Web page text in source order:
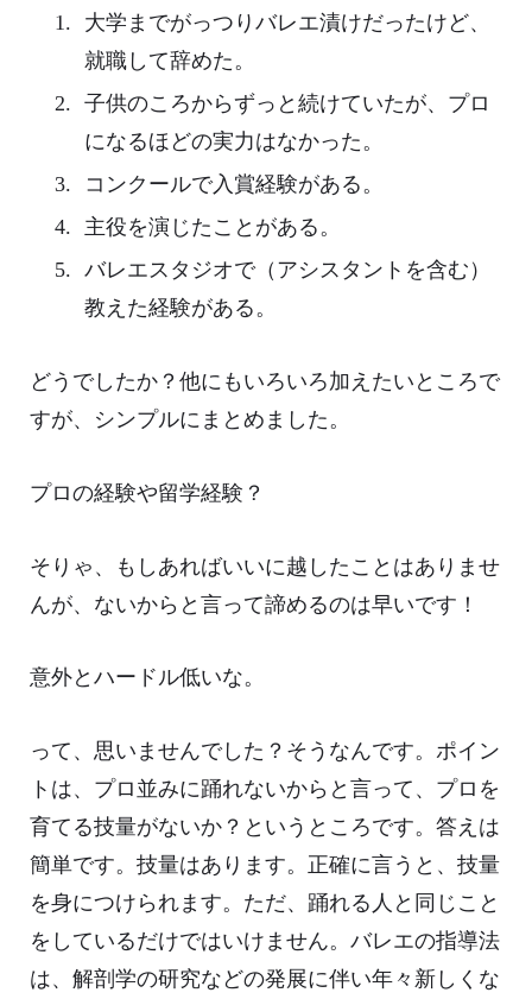
大学までがっつりバレエ漬けだったけど、
就職して辞めた。
子供のころからずっと続けていたが、プロ
になるほどの実力はなかった。
コンクールで入賞経験がある。
主役を演じたことがある。
バレエスタジオで（アシスタントを含む）
教えた経験がある。
どうでしたか？他にもいろいろ加えたいところで
すが、シンプルにまとめました。
プロの経験や留学経験？
そりゃ、もしあればいいに越したことはありませ
んが、ないからと言って諦めるのは早いです！
意外とハードル低いな。
って、思いませんでした？そうなんです。ポイン
トは、プロ並みに踊れないからと言って、プロを
育てる技量がないか？というところです。答えは
簡単です。技量はあります。正確に言うと、技量
を身につけられます。ただ、踊れる人と同じこと
をしているだけではいけません。バレエの指導法
は、解剖学の研究などの発展に伴い年々新しくな